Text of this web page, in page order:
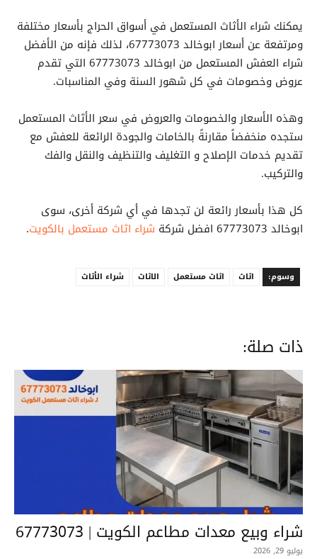
يمكنك شراء الأثاث المستعمل في أسواق الحراج بأسعار مختلفة
ومرتفعة عن أسعار ابوخالد 67773073، لذلك فإنه من الأفضل
شراء العفش المستعمل من ابوخالد 67773073 التي تقدم
عروض وخصومات في كل شهور السنة وفي المناسبات.
وهذه الأسعار والخصومات والعروض في سعر الأثاث المستعمل
ستجده منخفضاً مقارنةً بالخامات والجودة الرائعة للعفش مع
تقديم خدمات الإصلاح و التغليف والتنظيف والنقل والفك
والتركيب.
كل هذا بأسعار رائعة لن تجدها في أي شركة أخرى، سوى
ابوخالد 67773073 افضل شركة
شراء اثاث مستعمل بالكويت.
وسوم: اثاث اثاث مستعمل الاثاث شراء الأثاث
ذات صلة:
شراء وبيع معدات مطاعم الكويت | 67773073
يوليو 29, 2026